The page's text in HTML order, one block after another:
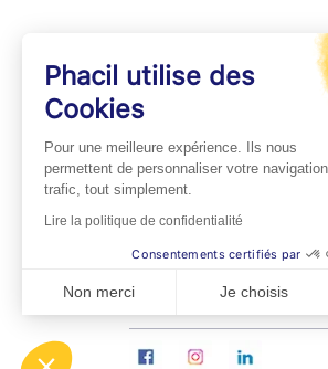
INFOS PRATIQUES
Professionnels de Santé
Espace Pharmaciens
Foire aux questions
Phacil utilise des
Cookies
Pour une meilleure expérience. Ils nous
permettent de personnaliser votre
trafic, tout simplement.
Lire la politique de confidentialité
Consentements certifiés par
Non merci Je choisis
Axeptio consent
Plateforme de Gestion du